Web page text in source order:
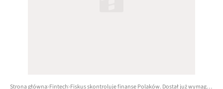
Strona główna Fintech